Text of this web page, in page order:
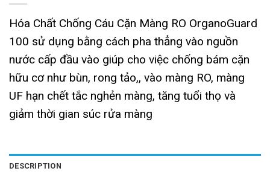
Hóa Chất Chống Cáu Cặn Màng RO OrganoGuard
100 sử dụng bằng cách pha thẳng vào nguồn
nước cấp đầu vào giúp cho việc chống bám cặn
hữu cơ như bùn, rong tảo,, vào màng RO, màng
UF hạn chết tắc nghẻn màng, tăng tuổi thọ và
giảm thời gian súc rửa màng
DESCRIPTION